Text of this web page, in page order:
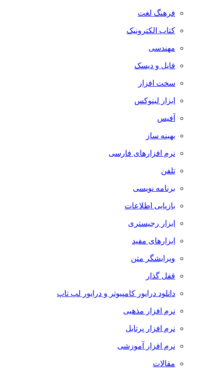
فرهنگ لغت
کتاب الکترونیک
مهندسی
فایل و دیسک
سخت افزار
ابزار لینوکس
آفیس
بهینه ساز
نرم افزارهای فارسی
تلفن
برنامه نویسی
بازیابی اطلاعات
ابزار رجیستری
ابزارهای مفید
ویرایشگر متن
قفل گذار
دانلود درایور کامپیوتر و درایور لپ تاپ
نرم افزار مذهبی
نرم افزار پرتابل
نرم افزار آموزشی
مقالات